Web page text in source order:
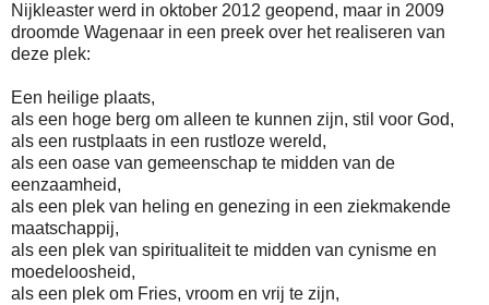
Nijkleaster werd in oktober 2012 geopend, maar in 2009
droomde Wagenaar in een preek over het realiseren van
deze plek:
Een heilige plaats,
als een hoge berg om alleen te kunnen zijn, stil voor God,
als een rustplaats in een rustloze wereld,
als een oase van gemeenschap te midden van de
eenzaamheid,
als een plek van heling en genezing in een ziekmakende
maatschappij,
als een plek van spiritualiteit te midden van cynisme en
moedeloosheid,
als een plek om Fries, vroom en vrij te zijn,